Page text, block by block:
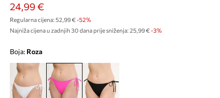
24,99 €
Regularna cijena: 52,99 €-52%
Najniža cijena u zadnjih 30 dana prije sniženja: 25,99 € -3%
Boja: roza